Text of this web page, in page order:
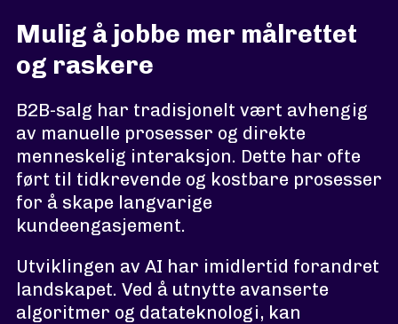
Mulig å jobbe mer målrettet
og raskere
B2B-salg har tradisjonelt vært avhengig
av manuelle prosesser og direkte
menneskelig interaksjon. Dette har ofte
ført til tidkrevende og kostbare prosesser
for å skape langvarige
kundeengasjement.
Utviklingen av AI har imidlertid forandret
landskapet. Ved å utnytte avanserte
algoritmer og datateknologi, kan